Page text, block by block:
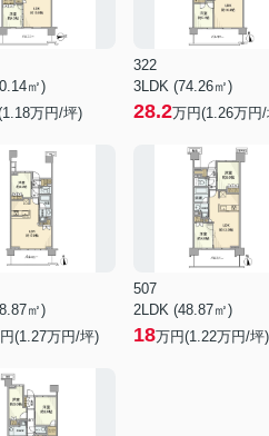
㎡)
1.18万円/坪)
322
3LDK (74.26㎡)
28.2万円(1.26万円
㎡)
(1.27万円/坪)
507
2LDK (48.87㎡)
18万円(1.22万円/坪)